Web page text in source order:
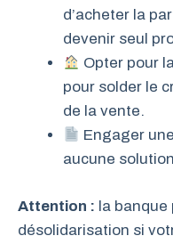
d’acheter la
devenir seul
Opter pour
pour solder le
de la vente.
Engager
aucune
Attention : la banque
désolidarisation si